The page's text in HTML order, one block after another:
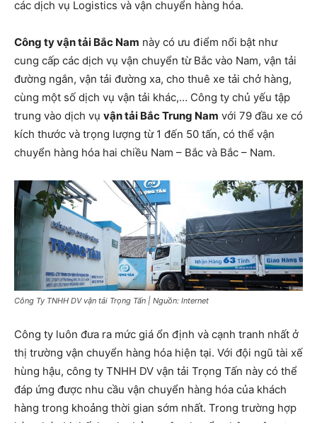
các dịch vụ Logistics và vận chuyển hàng hóa.
Công ty vận tải Bắc Nam này có ưu điểm nổi bật như
cung cấp các dịch vụ vận chuyển từ Bắc vào Nam, vận tải
đường ngắn, vận tải đường xa, cho thuê xe tải chở hàng,
cùng một số dịch vụ vận tải khác,… Công ty chủ yếu tập
trung vào dịch vụ vận tải Bắc Trung Nam với 79 đầu xe có
kích thước và trọng lượng từ 1 đến 50 tấn, có thể vận
chuyển hàng hóa hai chiều Nam – Bắc và Bắc – Nam.
Công Ty TNHH DV vận tải Trọng Tấn | Nguồn: Internet
Công ty luôn đưa ra mức giá ổn định và cạnh tranh nhất ở
thị trường vận chuyển hàng hóa hiện tại. Với đội ngũ tài xế
hùng hậu, công ty TNHH DV vận tải Trọng Tấn này có thể
đáp ứng được nhu cầu vận chuyển hàng hóa của khách
hàng trong khoảng thời gian sớm nhất. Trong trường hợp